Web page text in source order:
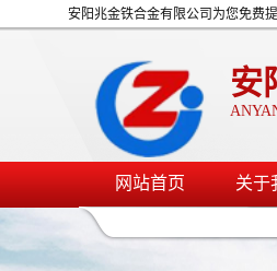
安阳兆金铁合金有限公司为您免费
安
网站首页 关于